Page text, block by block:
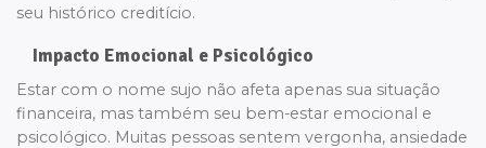
seu histórico creditício.
Impacto Emocional e Psicológico
Estar com o nome sujo não afeta apenas sua situação
financeira, mas também seu bem-estar emocional e
psicológico. Muitas pessoas sentem vergonha, ansiedade